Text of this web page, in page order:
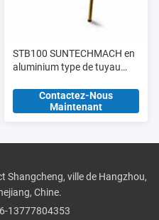
STB100 SUNTECHMACH en
aluminium type de tuyau
1/2 "-4"Contactez-Nous
Maintenant
Shangcheng, ville de Hangzhou,
Chine.
13777804353